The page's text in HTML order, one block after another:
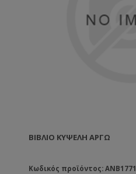
ΒΙΒΛΊΟ ΚΥΨΕΛΗ ΑΡΓΩ
Κωδικός προϊόντος: ANB1771